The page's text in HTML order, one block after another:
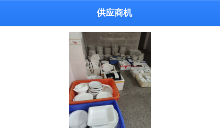
供应商机